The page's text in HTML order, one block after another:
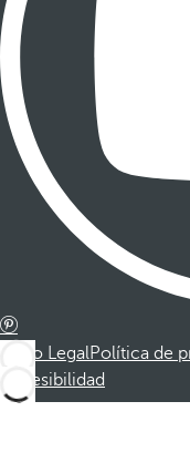
Aviso LegalPolítica de
Accesibilidad